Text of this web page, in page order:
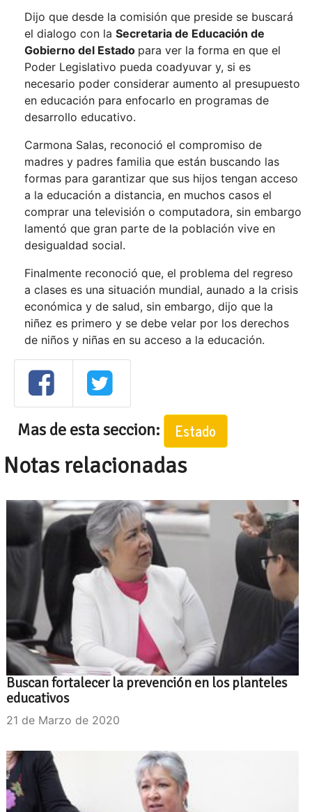
Dijo que desde la comisión que preside se buscará
el dialogo con la Secretaria de Educación de
Gobierno del Estado para ver la forma en que el
Poder Legislativo pueda coadyuvar y, si es
necesario poder considerar aumento al presupuesto
en educación para enfocarlo en programas de
desarrollo educativo.
Carmona Salas, reconoció el compromiso de
madres y padres familia que están buscando las
formas para garantizar que sus hijos tengan acceso
a la educación a distancia, en muchos casos el
comprar una televisión o computadora, sin embargo
lamentó que gran parte de la población vive en
desigualdad social.
Finalmente reconoció que, el problema del regreso
a clases es una situación mundial, aunado a la crisis
económica y de salud, sin embargo, dijo que la
niñez es primero y se debe velar por los derechos
de niños y niñas en su acceso a la educación.
Mas de esta seccion: Estado
Notas relacionadas
Buscan fortalecer la prevención en los planteles
educativos
21 de Marzo de 2020